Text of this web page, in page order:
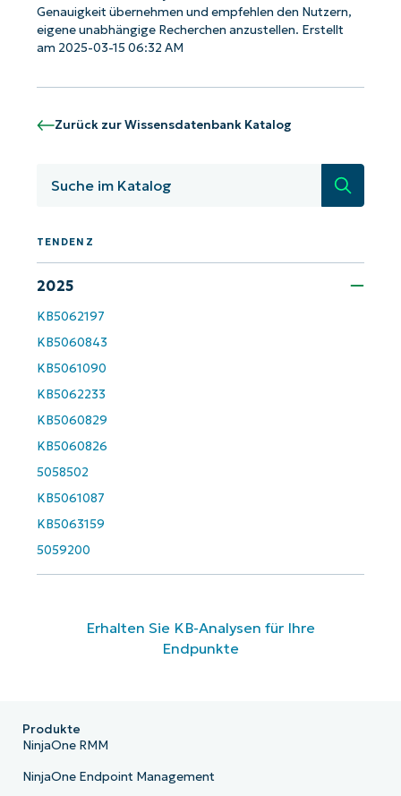
Genauigkeit übernehmen und empfehlen den Nutzern,
eigene unabhängige Recherchen anzustellen. Erstellt
am 2025-03-15 06:32 AM
Zurück zur Wissensdatenbank Katalog
Suche
TENDENZ
2025
KB5062197
KB5060843
KB5061090
KB5062233
KB5060829
KB5060826
5058502
KB5061087
KB5063159
5059200
Erhalten Sie KB-Analysen für Ihre
Endpunkte
Starten Sie mit NinjaOne AI-gesteuerten
First
and
Business
email*
Phone
Land
Company
name*
Produkte
NinjaOne RMM
NinjaOne Endpoint Management